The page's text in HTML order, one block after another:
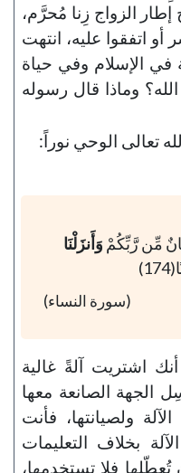
الزواج زِنا مُحرَّم،
اتفقوا عليه، انتهت
في الإسلام وفي حياة
وماذا قال رسوله
تعالى الوحي نوراً:
مِّن رَّبِّكُمْ وَأَنزَلْنَا
(سورة النساء)
اشتريت آلةً غالية
الجهة الصانعة معها
ولصيانتها، فأنت
بخلاف التعليمات
فلا تستخدمها،